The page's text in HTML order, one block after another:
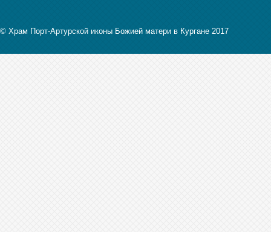
© Храм Порт-Артурской иконы Божией матери в Кургане 2017